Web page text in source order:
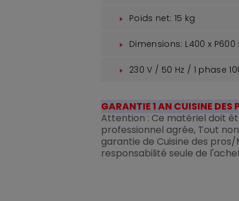
Poids net: 15 kg
Dimensions: L400 x P600
230 V / 50 Hz / 1 phase
GARANTIE 1 AN CUISINE DES
Attention : Ce matériel doit
professionnel agrée, Tout
garantie de Cuisine des
responsabilité seule de